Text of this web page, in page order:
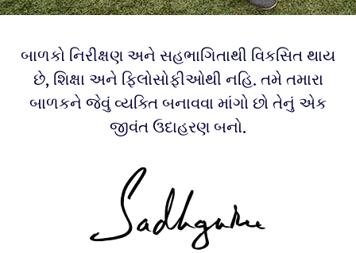
બાળકો નિરીક્ષણ અને સહભાગિતાથી વિકસિત થાય
છે, શિક્ષા અને ફિલોસોફીઓથી નહિ. તમે તમારા
બાળકને જેવું વ્યક્તિ બનાવવા માંગો છો તેનું એક
જીવંત ઉદાહરણ બનો.